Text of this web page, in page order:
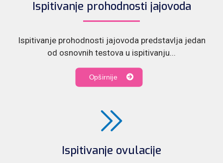
Ispitivanje prohodnosti jajovoda
Ispitivanje prohodnosti jajovoda predstavlja jedan
od osnovnih testova u ispitivanju...
Opširnije
Ispitivanje ovulacije